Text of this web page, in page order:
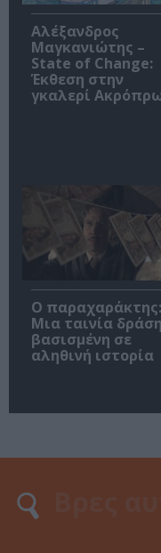
Αλέξανδρος
Μαγκανιώτης –
State of Change:
Έκθεση στην
γκαλερί
Ο παραχαράκτης:
Μια ταινία
βασισμένη σε
αληθινή ιστορία